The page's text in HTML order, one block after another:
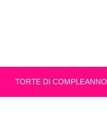
TORTE DI COMPLEANNO